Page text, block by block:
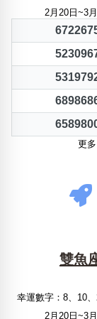
2月20日~3
更多
雙魚
幸運數字：8、10
2月20日~3